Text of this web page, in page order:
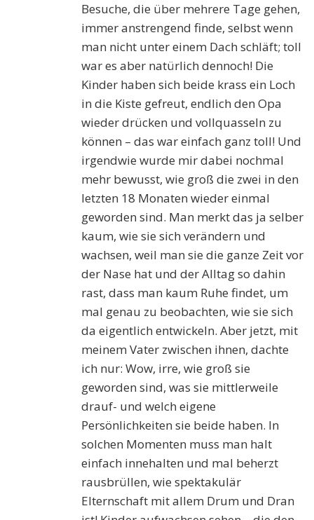
Besuche, die über mehrere Tage gehen,
immer anstrengend finde, selbst wenn
man nicht unter einem Dach schläft; toll
war es aber natürlich dennoch! Die
Kinder haben sich beide krass ein Loch
in die Kiste gefreut, endlich den Opa
wieder drücken und vollquasseln zu
können – das war einfach ganz toll! Und
irgendwie wurde mir dabei nochmal
mehr bewusst, wie groß die zwei in den
letzten 18 Monaten wieder einmal
geworden sind. Man merkt das ja selber
kaum, wie sie sich verändern und
wachsen, weil man sie die ganze Zeit vor
der Nase hat und der Alltag so dahin
rast, dass man kaum Ruhe findet, um
mal genau zu beobachten, wie sie sich
da eigentlich entwickeln. Aber jetzt, mit
meinem Vater zwischen ihnen, dachte
ich nur: Wow, irre, wie groß sie
geworden sind, was sie mittlerweile
drauf- und welch eigene
Persönlichkeiten sie beide haben. In
solchen Momenten muss man halt
einfach innehalten und mal beherzt
rausbrüllen, wie spektakulär
Elternschaft mit allem Drum und Dran